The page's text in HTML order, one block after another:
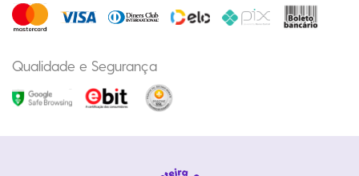
Qualidade e Segurança